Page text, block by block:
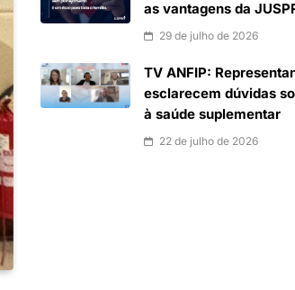
as vantagens da
29 de julho de 2026
TV ANFIP:
esclarecem dúvidas
à saúde suplementar
22 de julho de 2026